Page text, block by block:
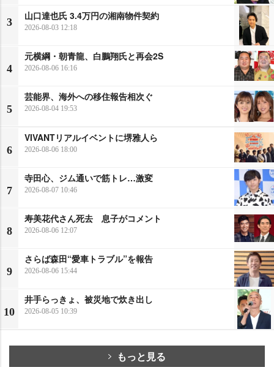
3
山口達也氏 3.4万円の湘南物件契約
2026-08-03 12:18
4
元横綱・朝青龍、白鵬翔氏と再会2S
2026-08-06 16:16
5
芸能界、海外への移住報告相次ぐ
2026-08-04 19:53
6
VIVANTリアルイベントに堺雅人ら
2026-08-06 18:00
7
寺田心、ジム通いで筋トレ…激変
2026-08-07 10:46
8
寿美花代さん死去 息子がコメント
2026-08-06 12:07
9
さらば森田“愛車トラブル”を報告
2026-08-06 15:44
10
井手らっきょ、被災地で炊き出し
2026-08-05 10:39
もっと見る